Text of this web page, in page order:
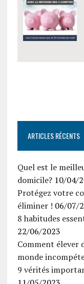
ARTICLES RÉCENTS
Quel est le
domicile? 10/04/
Protégez votre
éliminer ! 06/07/
8 habitudes
22/06/2023
Comment élever
monde
9 vérités